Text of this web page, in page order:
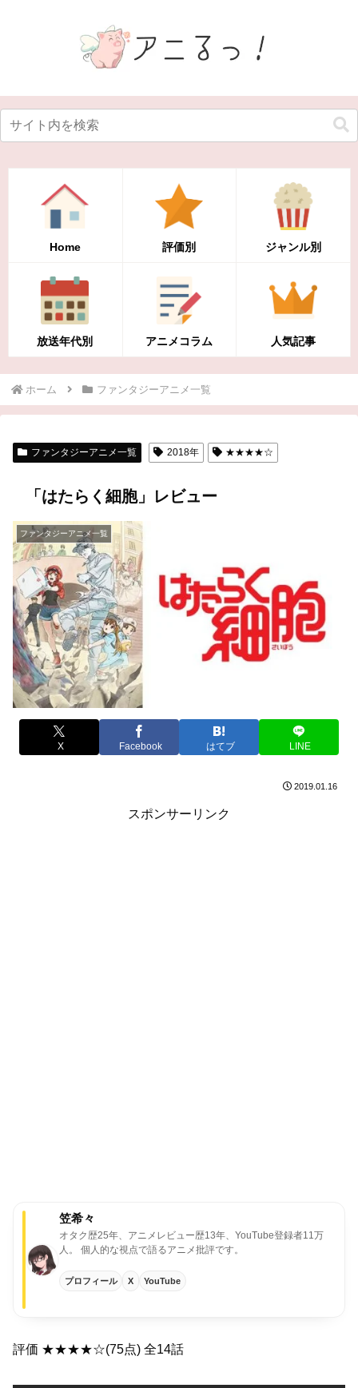
Home 評価別 ジャンル別
放送年代別 アニメコラム 人気記事
ホーム ファンタジーアニメ一覧
ファンタジーアニメ一覧 2018年 ★★★★☆
「はたらく細胞」レビュー
ファンタジーアニメ一覧
X Facebook はてブ LINE
2019.01.16
スポンサーリンク
笠希々
オタク歴25年、アニメレビュー歴13年、YouTube登録者11万
人。
個人的な視点で語るアニメ批評です。
プロフィール X YouTube
評価 ★★★★☆(75点) 全14話